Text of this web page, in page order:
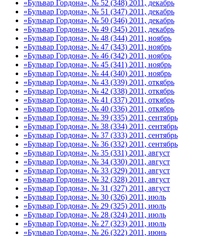
«Бульвар Гордона», № 52 (348) 2011, декабрь
«Бульвар Гордона», № 51 (347) 2011, декабрь
«Бульвар Гордона», № 50 (346) 2011, декабрь
«Бульвар Гордона», № 49 (345) 2011, декабрь
«Бульвар Гордона», № 48 (344) 2011, ноябрь
«Бульвар Гордона», № 47 (343) 2011, ноябрь
«Бульвар Гордона», № 46 (342) 2011, ноябрь
«Бульвар Гордона», № 45 (341) 2011, ноябрь
«Бульвар Гордона», № 44 (340) 2011, ноябрь
«Бульвар Гордона», № 43 (339) 2011, откябрь
«Бульвар Гордона», № 42 (338) 2011, откябрь
«Бульвар Гордона», № 41 (337) 2011, откябрь
«Бульвар Гордона», № 40 (336) 2011, откябрь
«Бульвар Гордона», № 39 (335) 2011, сентябрь
«Бульвар Гордона», № 38 (334) 2011, сентябрь
«Бульвар Гордона», № 37 (333) 2011, сентябрь
«Бульвар Гордона», № 36 (332) 2011, сентябрь
«Бульвар Гордона», № 35 (331) 2011, август
«Бульвар Гордона», № 34 (330) 2011, август
«Бульвар Гордона», № 33 (329) 2011, август
«Бульвар Гордона», № 32 (328) 2011, август
«Бульвар Гордона», № 31 (327) 2011, август
«Бульвар Гордона», № 30 (326) 2011, июль
«Бульвар Гордона», № 29 (325) 2011, июль
«Бульвар Гордона», № 28 (324) 2011, июль
«Бульвар Гордона», № 27 (323) 2011, июль
«Бульвар Гордона», № 26 (322) 2011, июнь